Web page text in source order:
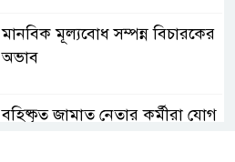
মানবিক মূল্যবোধ সম্পন্ন বিচারকের
অভাব
বহিষ্কৃত জামাত নেতার কর্মীরা যোগ